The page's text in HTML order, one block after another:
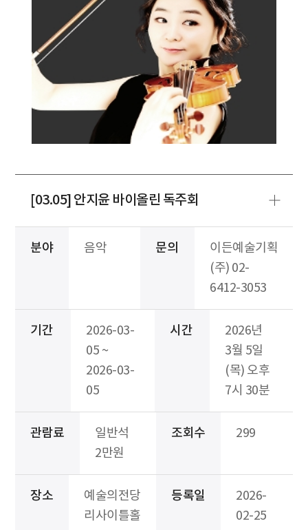
[03.05] 안지윤 바이올린 독주회
분야 음악 문의
이든예술기획
(주) 02-
6412-3053
기간
2026-03-
05 ~
2026-03-
05
시간
2026년
3월 5일
(목) 오후
7시 30분
관람료
일반석
2만원
조회수 299
장소
예술의전당
리사이틀홀
등록일
2026-
02-25